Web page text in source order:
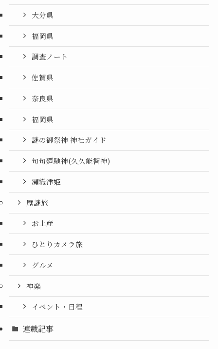
大分県
福岡県
調査ノート
佐賀県
奈良県
福岡県
謎の御祭神 神社ガイド
句句廼馳神(久久能智神)
瀬織津姫
歴謎旅
お土産
ひとりカメラ旅
グルメ
神楽
イベント・日程
連載記事